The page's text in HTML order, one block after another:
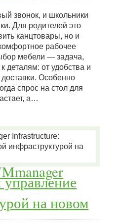
звонок, и школьники
Для родителей это
канцтовары, но и
рабочее
мебели — задача,
деталям: от удобства и
Особенно
спрос на стол для
а…
на новом